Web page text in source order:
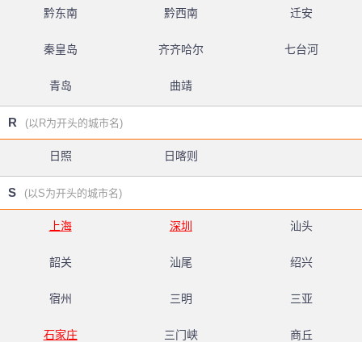
黔东南 黔西南 迁安
秦皇岛 齐齐哈尔 七台河
青岛 曲靖
R (以R为开头的城市名)
日照 日喀则
S (以S为开头的城市名)
上海 深圳 汕头
韶关 汕尾 绍兴
宿州 三明 三亚
石家庄 三门峡 商丘